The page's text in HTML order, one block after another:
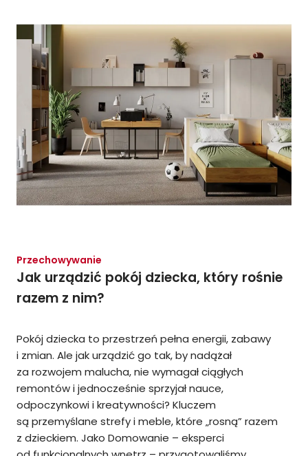
Przechowywanie
Jak urządzić pokój dziecka, który rośnie
razem z nim?
Pokój dziecka to przestrzeń pełna energii, zabawy
i zmian. Ale jak urządzić go tak, by nadążał
za rozwojem malucha, nie wymagał ciągłych
remontów i jednocześnie sprzyjał nauce,
odpoczynkowi i kreatywności? Kluczem
są przemyślane strefy i meble, które „rosną” razem
z dzieckiem. Jako Domowanie – eksperci